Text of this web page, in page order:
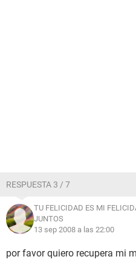
RESPUESTA 3 / 7
TU FELICIDAD ES MI
JUNTOS
13 sep 2008 a las 22:00
por favor quiero recupera mi